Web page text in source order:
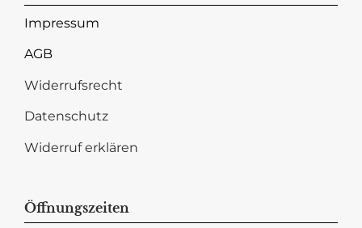
Impressum
AGB
Widerrufsrecht
Datenschutz
Widerruf erklären
Öffnungszeiten